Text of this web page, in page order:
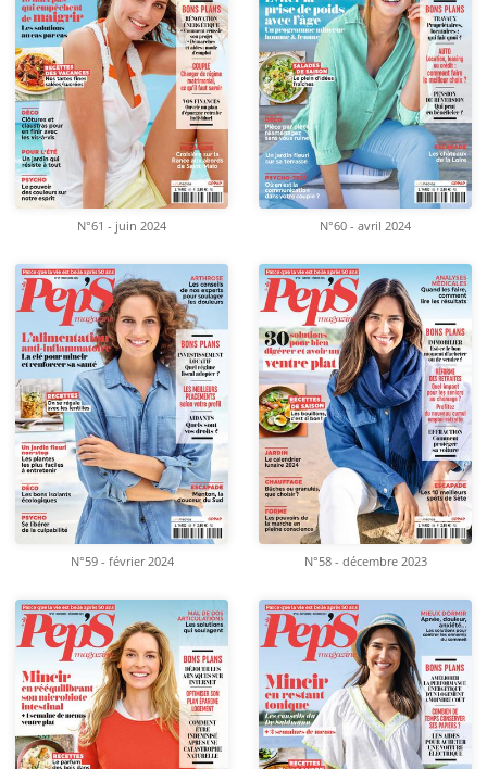
N°61 - juin 2024 N°60 - avril 2024
N°59 - février 2024 N°58 - décembre 2023